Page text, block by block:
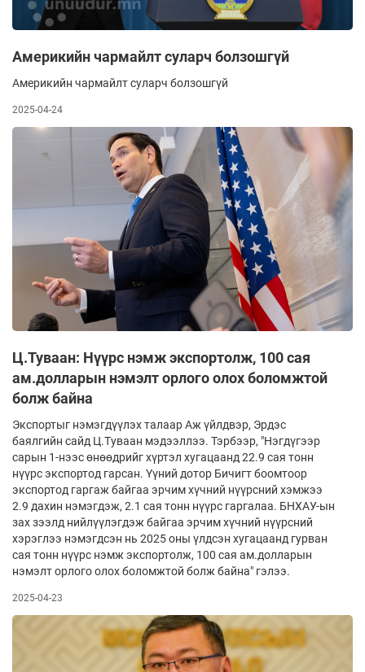
Америкийн чармайлт суларч болзошгүй
Америкийн чармайлт суларч болзошгүй
2025-04-24
Ц.Туваан: Нүүрс нэмж экспортолж, 100 сая
ам.долларын нэмэлт орлого олох боломжтой
болж байна
Экспортыг нэмэгдүүлэх талаар Аж үйлдвэр, Эрдэс
баялгийн сайд Ц.Туваан мэдээллээ. Тэрбээр, "Нэгдүгээр
сарын 1-нээс өнөөдрийг хүртэл хугацаанд 22.9 сая тонн
нүүрс экспортод гарсан. Үүний дотор Бичигт боомтоор
экспортод гаргаж байгаа эрчим хүчний нүүрсний хэмжээ
2.9 дахин нэмэгдэж, 2.1 сая тонн нүүрс гаргалаа. БНХАУ-ын
зах зээлд нийлүүлэгдэж байгаа эрчим хүчний нүүрсний
хэрэглээ нэмэгдсэн нь 2025 оны үлдсэн хугацаанд гурван
сая тонн нүүрс нэмж экспортолж, 100 сая ам.долларын
нэмэлт орлого олох боломжтой болж байна" гэлээ.
2025-04-23